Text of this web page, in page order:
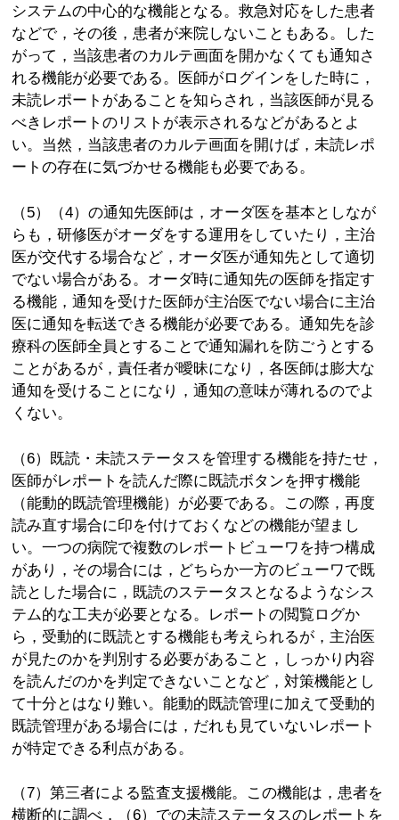
システムの中心的な機能となる。救急対応をした患者
などで，その後，患者が来院しないこともある。した
がって，当該患者のカルテ画面を開かなくても通知さ
れる機能が必要である。医師がログインをした時に，
未読レポートがあることを知らされ，当該医師が見る
べきレポートのリストが表示されるなどがあるとよ
い。当然，当該患者のカルテ画面を開けば，未読レポ
ートの存在に気づかせる機能も必要である。
（5）（4）の通知先医師は，オーダ医を基本としなが
らも，研修医がオーダをする運用をしていたり，主治
医が交代する場合など，オーダ医が通知先として適切
でない場合がある。オーダ時に通知先の医師を指定す
る機能，通知を受けた医師が主治医でない場合に主治
医に通知を転送できる機能が必要である。通知先を診
療科の医師全員とすることで通知漏れを防ごうとする
ことがあるが，責任者が曖昧になり，各医師は膨大な
通知を受けることになり，通知の意味が薄れるのでよ
くない。
（6）既読・未読ステータスを管理する機能を持たせ，
医師がレポートを読んだ際に既読ボタンを押す機能
（能動的既読管理機能）が必要である。この際，再度
読み直す場合に印を付けておくなどの機能が望まし
い。一つの病院で複数のレポートビューワを持つ構成
があり，その場合には，どちらか一方のビューワで既
読とした場合に，既読のステータスとなるようなシス
テム的な工夫が必要となる。レポートの閲覧ログか
ら，受動的に既読とする機能も考えられるが，主治医
が見たのかを判別する必要があること，しっかり内容
を読んだのかを判定できないことなど，対策機能とし
て十分とはなり難い。能動的既読管理に加えて受動的
既読管理がある場合には，だれも見ていないレポート
が特定できる利点がある。
（7）第三者による監査支援機能。この機能は，患者を
横断的に調べ，（6）での未読ステータスのレポートを